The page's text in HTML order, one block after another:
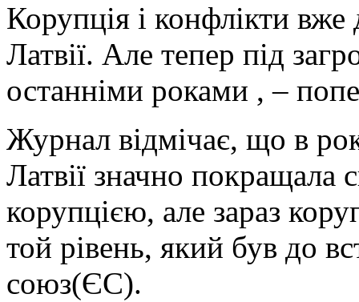
Корупція і конфлікти
Латвії. Але тепер під
останніми роками , –
Журнал відмічає, що в
Латвії значно покращала
корупцією, але зараз
той рівень, який був до
союз(ЄС).